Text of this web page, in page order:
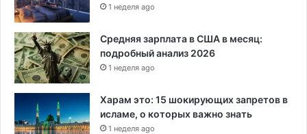
н
с
к
и
м
и
в
е
1 неделя ago
Средняя зарплата в США в месяц:
подробный анализ 2026
1 неделя ago
Харам это: 15 шокирующих запретов в
исламе, о которых важно знать
1 неделя ago